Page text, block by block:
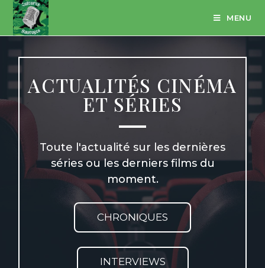
MENU
ACTUALITÉS CINÉMA
ET SÉRIES
Toute l'actualité sur les dernières
séries ou les derniers films du
moment.​
CHRONIQUES
INTERVIEWS